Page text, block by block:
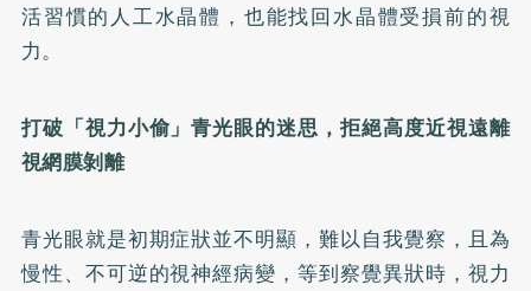
活習慣的人工水晶體，也能找回水晶體受損前的視
力。
打破「視力小偷」青光眼的迷思，拒絕高度近視遠離
視網膜剝離
青光眼就是初期症狀並不明顯，難以自我覺察，且為
慢性、不可逆的視神經病變，等到察覺異狀時，視力